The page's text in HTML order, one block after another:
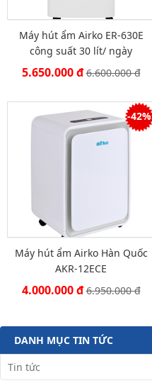
Máy hút ẩm Airko ER-630E
công suất 30 lít/ ngày
5.650.000 đ6.600.000 đ
-42%
Máy hút ẩm Airko Hàn Quốc
AKR-12ECE
4.000.000 đ6.950.000 đ
DANH MỤC TIN TỨC
Tin tức